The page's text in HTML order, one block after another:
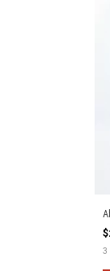
3